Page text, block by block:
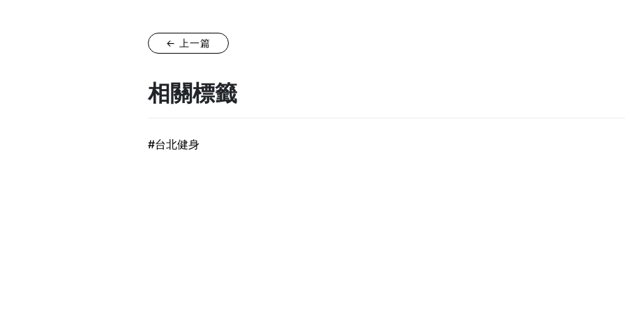
← 上一篇
相關標籤
#台北健身